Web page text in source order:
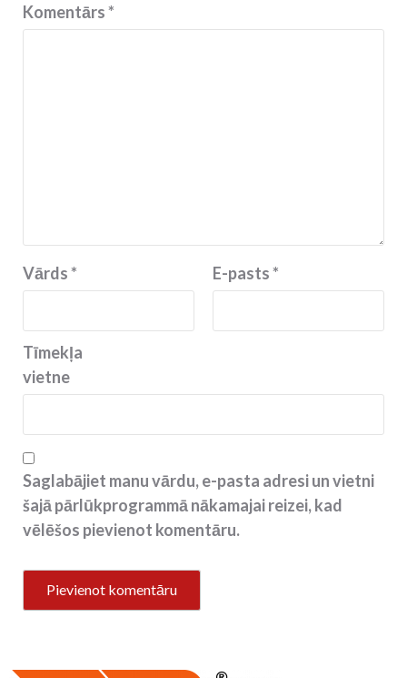
Komentārs*
Vārds* E-pasts*
Tīmekļa
vietne
Saglabājiet manu vārdu, e-pasta adresi un vietni
šajā pārlūkprogrammā nākamajai reizei, kad
vēlēšos pievienot komentāru.